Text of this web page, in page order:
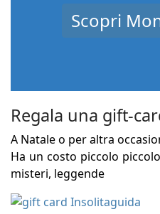
Scopri
Regala una gift-
A Natale o per altra
Ha un costo piccolo
misteri, leggende